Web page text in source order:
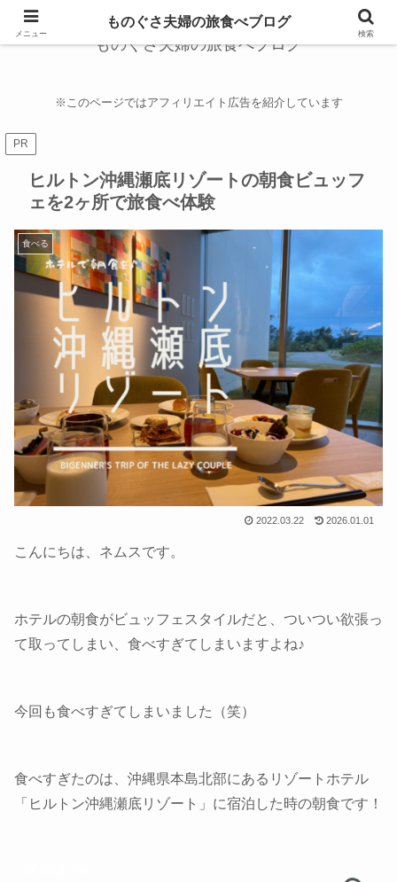
ものぐさ夫婦の旅食べブログ
※このページではアフィリエイト広告を紹介しています
PR
ヒルトン沖縄瀬底リゾートの朝食ビュッフ
ェを2ヶ所で旅食べ体験
食べる
2022.03.22 2026.01.01
こんにちは、ネムスです。
ホテルの朝食がビュッフェスタイルだと、ついつい欲張っ
て取ってしまい、食べすぎてしまいますよね♪
今回も食べすぎてしまいました（笑）
食べすぎたのは、沖縄県本島北部にあるリゾートホテル
「ヒルトン沖縄瀬底リゾート」に宿泊した時の朝食です！
メニュー
ものぐさ夫婦の旅食べブログ
検索